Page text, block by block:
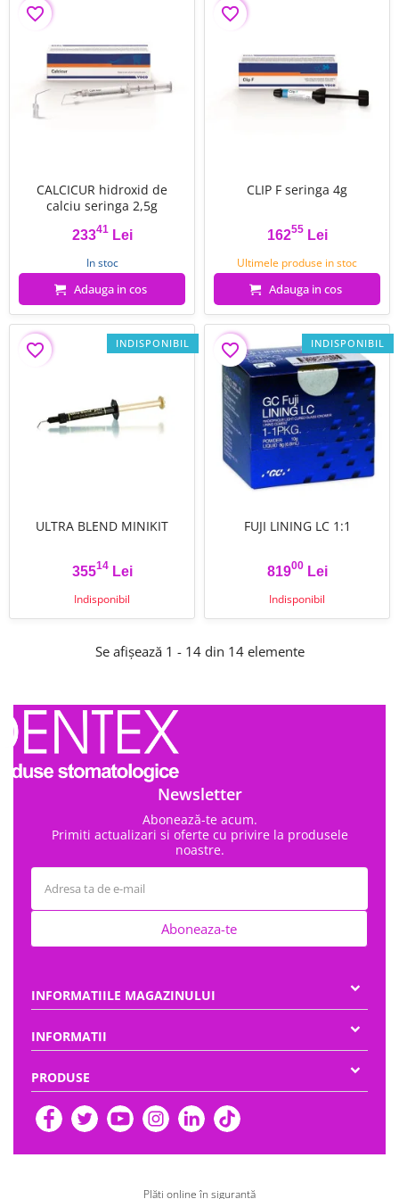
CALCICUR hidroxid de
calciu seringa 2,5g
Pret
23341Lei
In stoc
Adauga in cos
favorite_border
CLIP F seringa 4g
Pret
16255Lei
Ultimele produse in stoc
Adauga in cos
favorite_border
INDISPONIBIL
ULTRA BLEND MINIKIT
Pret
35514Lei
Indisponibil
favorite_border INDISPONIBIL
FUJI LINING LC 1:1
Pret
81900Lei
Indisponibil
favorite_border
Se afișează 1 - 14 din 14 elemente
Aboneaza-te
Newsletter
Abonează-te acum.
Primiti actualizari si oferte cu privire la produsele
noastre.
INFORMATIILE MAGAZINULUI
INFORMATII
PRODUSE
Plăți online în siguranță